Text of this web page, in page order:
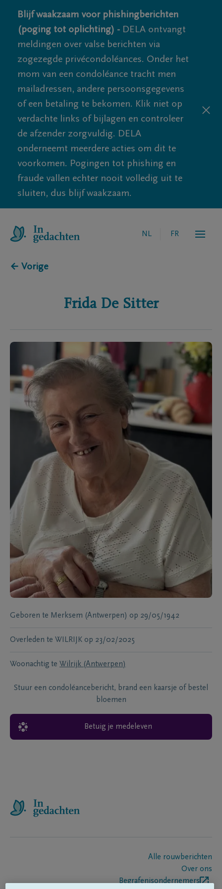
Blijf waakzaam voor phishingberichten
(poging tot oplichting) - DELA ontvangt
meldingen over valse berichten via
zogezegde privécondoléances. Onder het
mom van een condoléance tracht men
mailadressen, andere persoonsgegevens
of een betaling te bekomen. Klik niet op
verdachte links of bijlagen en controleer
de afzender zorgvuldig. DELA
onderneemt meerdere acties om dit te
voorkomen. Pogingen tot phishing en
fraude vallen echter nooit volledig uit te
sluiten, dus blijf waakzaam.
NL FR
← Vorige
Frida De Sitter
Geboren te Merksem (Antwerpen) op 29/05/1942
Overleden te WILRIJK op 23/02/2025
Woonachtig te Wilrijk (Antwerpen)
Stuur een condoléancebericht, brand een kaarsje of bestel
bloemen
Betuig je medeleven
Alle rouwberichten
Over ons
Begrafenisondernemers